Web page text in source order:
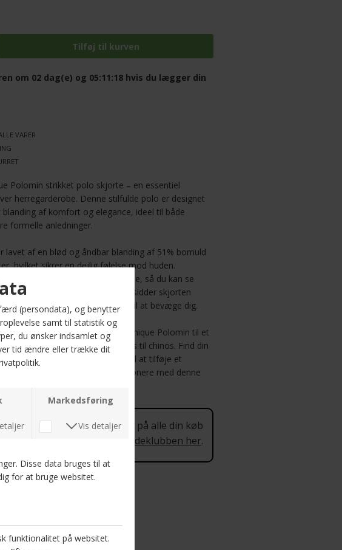
om 02 dag(e) og 05:11:17 hvis du lægger din
VARER
Polomin strikket polo skjorte – en essentiel
herregarderobe. Denne stilfulde polo er designet
af komfort og elegance, ideel til både
formelle anledninger.
lavet af en blød og åndbar blanding af 51% bomuld
hvilket sikrer en dejlig følelse mod huden.
holdbar og nem at vedligeholde, så du kan se
Med sin normale pasform sidder skjorten
kroppen, hvilket giver dig frihed til at bevæge dig.
farve (300275 BLACK) gør Matinique Polomin til et
nemt kan styles med alt fra jeans til chinos. Find din
M, L, XL og 2XL, og gør dig klar til at tilføje et
til din stil. Gør dig klar til at imponere med denne
polo skjorte fra Matinique!
Optjen 5 procent rabat på alle din køb
Læs mere om Kundeklubben her.